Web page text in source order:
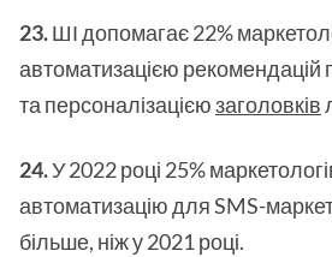
23.ШІ допомагає 22%
автоматизацією рекомендацій
та персоналізацієюзаголовків
24.У 2022 році 25%
автоматизацію для SMS-
більше, ніж у 2021 році.